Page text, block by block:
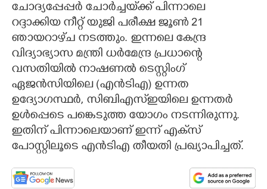
ചോദ്യപ്പേപ്പർ ചോർച്ചയ്‌ക്ക് പിന്നാലെ
റദ്ദാക്കിയ നീറ്റ് യുജി പരീക്ഷ ജൂൺ 21
ഞായറാഴ്‌ച നടത്തും. ഇന്നലെ കേന്ദ്ര
വിദ്യാഭ്യാസ മന്ത്രി ധർമേന്ദ്ര പ്രധാന്റെ
വസതിയിൽ നാഷണൽ ടെസ്റ്റിംഗ്
ഏജൻസിയിലെ (എൻടിഎ) ഉന്നത
ഉദ്യോഗസ്ഥർ, സിബിഎസ്‌ഇയിലെ ഉന്നതർ
ഉൾപ്പെടെ പങ്കെടുത്ത യോഗം നടന്നിരുന്നു.
ഇതിന് പിന്നാലെയാണ് ഇന്ന് എക്‌സ്
പോസ്റ്റിലൂടെ എൻടിഎ തീയതി പ്രഖ്യാപിച്ചത്.